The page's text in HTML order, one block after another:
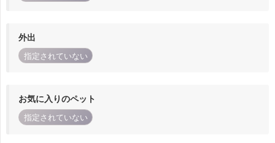
外出
指定されていない
お気に入りのペット
指定されていない